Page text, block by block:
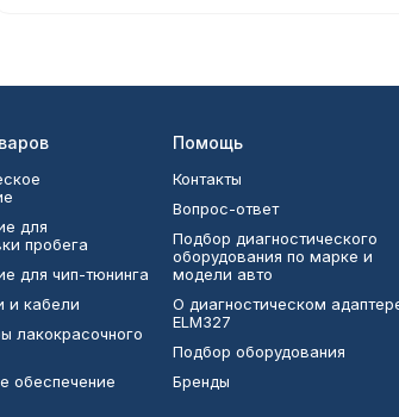
для
пробега
для чип-тюнинга
и кабели
лакокрасочного
обеспечение
Помощь
Контакты
Вопрос-ответ
Подбор диагностического
оборудования по марке и
модели авто
О диагностическом
ELM327
Подбор оборудования
Бренды